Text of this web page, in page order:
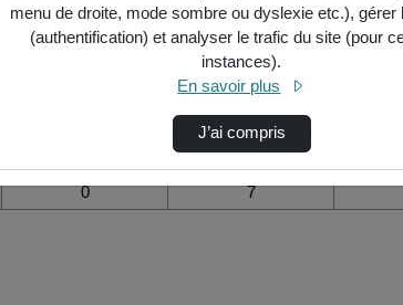
Modifier la période de
visualisation
Vue totale depuis
0 7
menu de droite, mode sombre ou dyslexie etc.), gérer
(authentification) et analyser le trafic du site (pour
instances).
En savoir plus
J’ai compris